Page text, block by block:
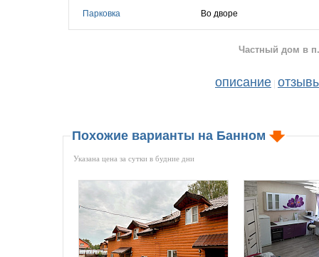
Парковка Во дворе
Частный дом в п.
описание
Похожие варианты на Банном
Указана цена за сутки в будние дни